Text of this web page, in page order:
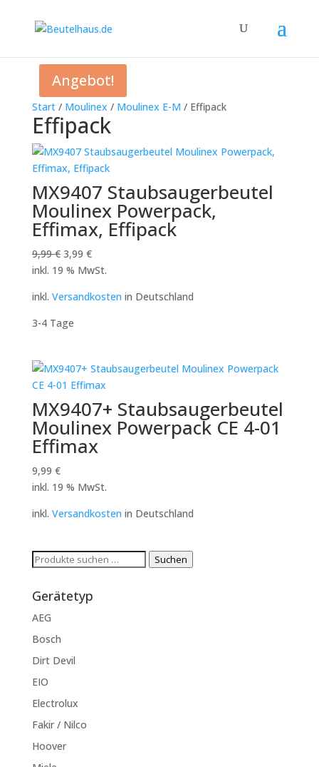
Start/ Moulinex / Moulinex E-M / Effipack
Effipack
Angebot!
MX9407 Staubsaugerbeutel
Moulinex Powerpack,
Effimax, Effipack
9,99€ Ursprünglicher
Preis
9,99 €
3,99 €Aktueller
Preis
3,99 €.
inkl. 19 % MwSt.
inkl. Versandkosten in Deutschland
3-4 Tage
MX9407+ Staubsaugerbeutel
Moulinex Powerpack CE 4-01
Effimax
9,99 €
inkl. 19 % MwSt.
inkl. Versandkosten in Deutschland
Suchen
Suchen
Gerätetyp
AEG
Bosch
Dirt Devil
EIO
Electrolux
Fakir / Nilco
Hoover